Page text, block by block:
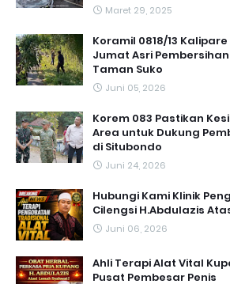
Maret 29, 2025
Koramil 0818/13
Jumat Asri
Taman Suko
Juni 05, 2026
Korem 083 Pastikan
Area untuk Dukung
di Situbondo
Juni 24, 2026
Hubungi Kami Klinik
Cilengsi H.Abdulazis
Juni 06, 2026
Ahli Terapi Alat Vital
Pusat Pembesar Penis